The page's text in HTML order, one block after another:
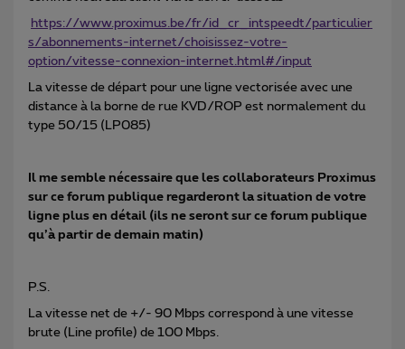
https://www.proximus.be/fr/id_cr_intspeedt/particulier
s/abonnements-internet/choisissez-votre-
option/vitesse-connexion-internet.html#/input
La vitesse de départ pour une ligne vectorisée avec une
distance à la borne de rue KVD/ROP est normalement du
type 50/15 (LP085)
Il me semble nécessaire que les collaborateurs Proximus
sur ce forum publique regarderont la situation de votre
ligne plus en détail (ils ne seront sur ce forum publique
qu’à partir de demain matin)
P.S.
La vitesse net de +/- 90 Mbps correspond à une vitesse
brute (Line profile) de 100 Mbps.